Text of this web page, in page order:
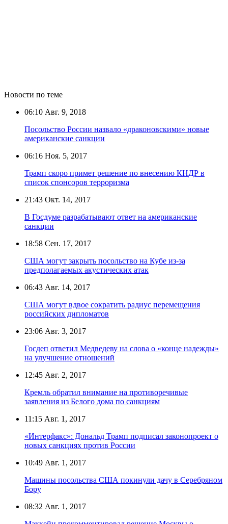
Новости по теме
06:10 Авг. 9, 2018
Посольство России назвало «драконовскими» новые
американские санкции
06:16 Ноя. 5, 2017
Трамп скоро примет решение по внесению КНДР в
список спонсоров терроризма
21:43 Окт. 14, 2017
В Госдуме разрабатывают ответ на американские
санкции
18:58 Сен. 17, 2017
США могут закрыть посольство на Кубе из-за
предполагаемых акустических атак
06:43 Авг. 14, 2017
США могут вдвое сократить радиус перемещения
российских дипломатов
23:06 Авг. 3, 2017
Госдеп ответил Медведеву на слова о «конце надежды»
на улучшение отношений
12:45 Авг. 2, 2017
Кремль обратил внимание на противоречивые
заявления из Белого дома по санкциям
11:15 Авг. 1, 2017
«Интерфакс»: Дональд Трамп подписал законопроект о
новых санкциях против России
10:49 Авг. 1, 2017
Машины посольства США покинули дачу в Серебряном
Бору
08:32 Авг. 1, 2017